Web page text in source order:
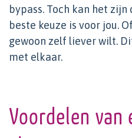
bypass. Toch kan het
beste keuze is voor jou.
gewoon zelf liever wilt.
met elkaar.
Voordelen van